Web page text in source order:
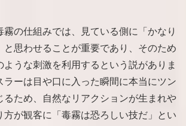
霧の仕組みでは、見ている側に「かなり
と思わせることが重要であり、そのため
ような刺激を利用するという説がありま
ラーは目や口に入った瞬間に本当にツン
るため、自然なリアクションが生まれや
方が観客に「毒霧は恐ろしい技だ」とい